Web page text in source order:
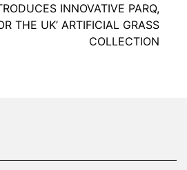
INNOVATIVE PARQ,
THE UK’ ARTIFICIAL GRASS
COLLECTION